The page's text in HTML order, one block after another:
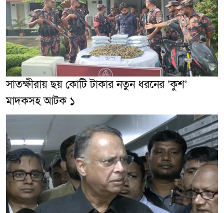
সাতক্ষীরায় ছয় কোটি টাকার নতুন ধরনের ‘কুশ’
মাদকসহ আটক ১